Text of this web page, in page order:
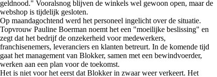
geldnood." Vooralsnog blijven de winkels wel gewoon open, maar de
webshop is tijdelijk gesloten.
Op maandagochtend werd het personeel ingelicht over de situatie.
Topvrouw Pauline Boerman noemt het een "moeilijke beslissing" en
zegt dat het bedrijf de onzekerheid voor medewerkers,
franchisenemers, leveranciers en klanten betreurt. In de komende tijd
gaat het management van Blokker, samen met een bewindvoerder,
werken aan een plan voor de toekomst.
Het is niet voor het eerst dat Blokker in zwaar weer verkeert. Het